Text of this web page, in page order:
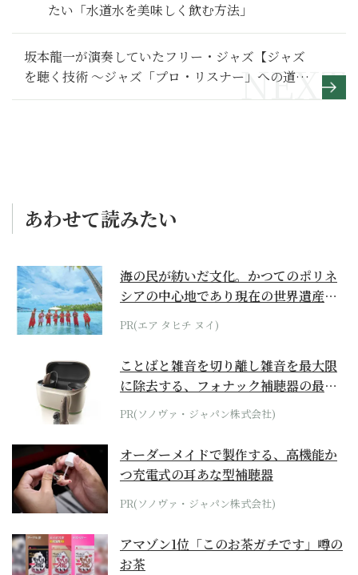
たい「水道水を美味しく飲む方法」
坂本龍一が演奏していたフリー・ジャズ【ジャズ
を聴く技術 〜ジャズ「プロ・リスナー」への道
204】
あわせて読みたい
海の民が紡いだ文化。かつてのポリネ
シアの中心地であり現在の世界遺産か
らみえてくる...
PR(エア タヒチ ヌイ)
ことばと雑音を切り離し雑音を最大限
に除去する、フォナック補聴器の最上
位モデル
PR(ソノヴァ・ジャパン株式会社)
オーダーメイドで製作する、高機能か
つ充電式の耳あな型補聴器
PR(ソノヴァ・ジャパン株式会社)
アマゾン1位「このお茶ガチです」噂の
お茶